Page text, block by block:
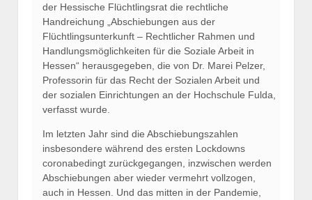
der Hessische Flüchtlingsrat die rechtliche
Handreichung „Abschiebungen aus der
Flüchtlingsunterkunft – Rechtlicher Rahmen und
Handlungsmöglichkeiten für die Soziale Arbeit in
Hessen“ herausgegeben, die von Dr. Marei Pelzer,
Professorin für das Recht der Sozialen Arbeit und
der sozialen Einrichtungen an der Hochschule Fulda,
verfasst wurde.
Im letzten Jahr sind die Abschiebungszahlen
insbesondere während des ersten Lockdowns
coronabedingt zurückgegangen, inzwischen werden
Abschiebungen aber wieder vermehrt vollzogen,
auch in Hessen. Und das mitten in der Pandemie,